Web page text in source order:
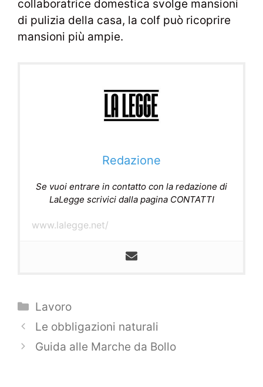
collaboratrice domestica svolge mansioni
di pulizia della casa, la colf può ricoprire
mansioni più ampie.
Redazione
Se vuoi entrare in contatto con la redazione di
LaLegge scrivici dalla pagina CONTATTI
www.lalegge.net/
Categorie
Lavoro
Navigazione
articolo
Le obbligazioni naturali
Guida alle Marche da Bollo